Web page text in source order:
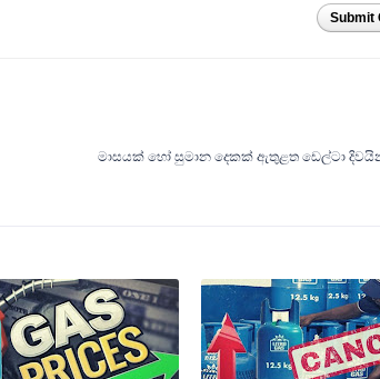
Submit
මාසයක් හෝ සුමාන දෙකක් ඇතුළත ඩෙල්ටා දිවයින